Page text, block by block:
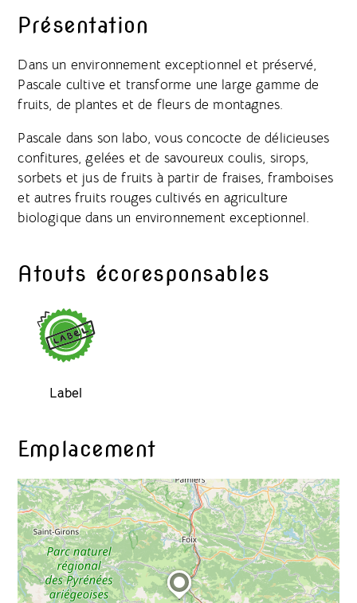
Présentation
Dans un environnement exceptionnel et préservé,
Pascale cultive et transforme une large gamme de
fruits, de plantes et de fleurs de montagnes.
Pascale dans son labo, vous concocte de délicieuses
confitures, gelées et de savoureux coulis, sirops,
sorbets et jus de fruits à partir de fraises, framboises
et autres fruits rouges cultivés en agriculture
biologique dans un environnement exceptionnel.
Atouts écoresponsables
Label
Emplacement